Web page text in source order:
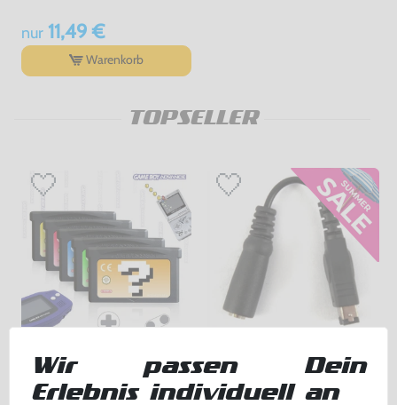
nur11,49 €
Warenkorb
TOPSELLER
Wundertüte: 5 Original
GameBoy Advance Spiele
gebraucht
Kopfhörer Adapter Klinke 3,5 GB
Advance / GBA SP
ohne OVP, NEU
Wir passen Dein
Erlebnis individuell an